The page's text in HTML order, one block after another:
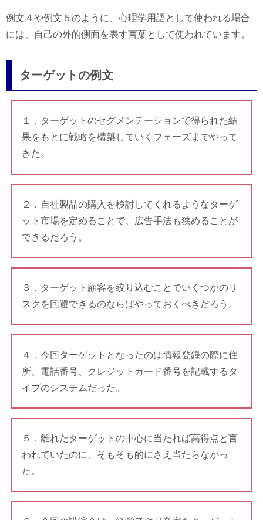
例文４や例文５のように、心理学用語として使われる場合
には、自己の外的側面を表す言葉として使われています。
ターゲットの例文
１．ターゲットのセグメンテーションで得られた結
果をもとに戦略を構築していくフェーズまでやって
きた。
２．自社製品の購入を検討してくれるようなターゲ
ット市場を定めることで、広告手法も狭めることが
できるだろう。
３．ターゲット顧客を絞り込むことでいくつかのリ
スクを回避できるのならばやっておくべきだろう。
４．今回ターゲットとなったのは情報登録の際に住
所、電話番号、クレジットカード番号を記載するタ
イプのシステムだった。
５．離れたターゲットの中心に当たれば高得点と言
われていたのに、そもそも的にさえ当たらなかっ
た。